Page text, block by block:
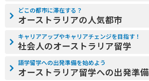
どこの都市に滞在する？
オーストラリアの人気都市
キャリアアップやキャリアチェンジを目指す！
社会人のオーストラリア留学
語学留学への出発準備を始めよう
オーストラリア留学への出発準備